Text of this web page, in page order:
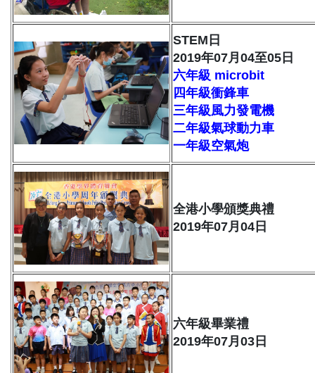
STEM日
2019年07月04至05日
六年級 microbit
四年級衝鋒車
三年級風力發電機
二年級氣球動力車
一年級空氣炮
全港小學頒獎典禮
2019年07月04日
六年級畢業禮
2019年07月03日